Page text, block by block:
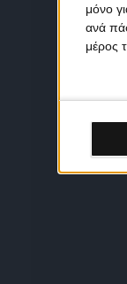
μόνο
ανά
μέρος